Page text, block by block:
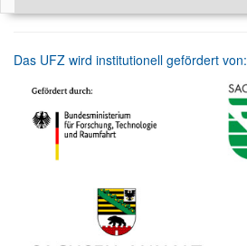
Das UFZ wird institutionell gefördert von: